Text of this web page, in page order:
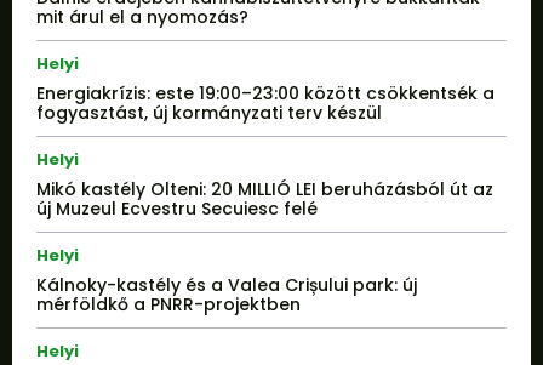
mit árul el a nyomozás?
Helyi
Energiakrízis: este 19:00–23:00 között csökkentsék a
fogyasztást, új kormányzati terv készül
Helyi
Mikó kastély Olteni: 20 MILLIÓ LEI beruházásból út az
új Muzeul Ecvestru Secuiesc felé
Helyi
Kálnoky-kastély és a Valea Crișului park: új
mérföldkő a PNRR-projektben
Helyi